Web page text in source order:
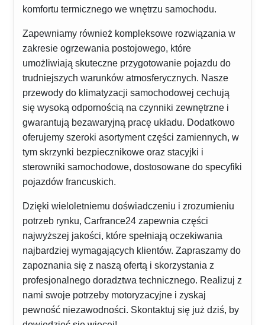
komfortu termicznego we wnętrzu samochodu.
Zapewniamy również kompleksowe rozwiązania w
zakresie ogrzewania postojowego, które
umożliwiają skuteczne przygotowanie pojazdu do
trudniejszych warunków atmosferycznych. Nasze
przewody do klimatyzacji samochodowej cechują
się wysoką odpornością na czynniki zewnętrzne i
gwarantują bezawaryjną pracę układu. Dodatkowo
oferujemy szeroki asortyment części zamiennych, w
tym skrzynki bezpiecznikowe oraz stacyjki i
sterowniki samochodowe, dostosowane do specyfiki
pojazdów francuskich.
Dzięki wieloletniemu doświadczeniu i zrozumieniu
potrzeb rynku, Carfrance24 zapewnia części
najwyższej jakości, które spełniają oczekiwania
najbardziej wymagających klientów. Zapraszamy do
zapoznania się z naszą ofertą i skorzystania z
profesjonalnego doradztwa technicznego. Realizuj z
nami swoje potrzeby motoryzacyjne i zyskaj
pewność niezawodności. Skontaktuj się już dziś, by